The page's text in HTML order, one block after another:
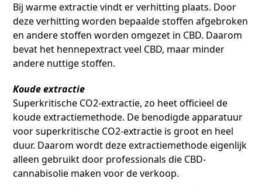
Bij warme extractie vindt er verhitting plaats. Door
deze verhitting worden bepaalde stoffen afgebroken
en andere stoffen worden omgezet in CBD. Daarom
bevat het hennepextract veel CBD, maar minder
andere nuttige stoffen.
Koude extractie
Superkritische CO2-extractie, zo heet officieel de
koude extractiemethode. De benodigde apparatuur
voor superkritische CO2-extractie is groot en heel
duur. Daarom wordt deze extractiemethode eigenlijk
alleen gebruikt door professionals die CBD-
cannabisolie maken voor de verkoop.